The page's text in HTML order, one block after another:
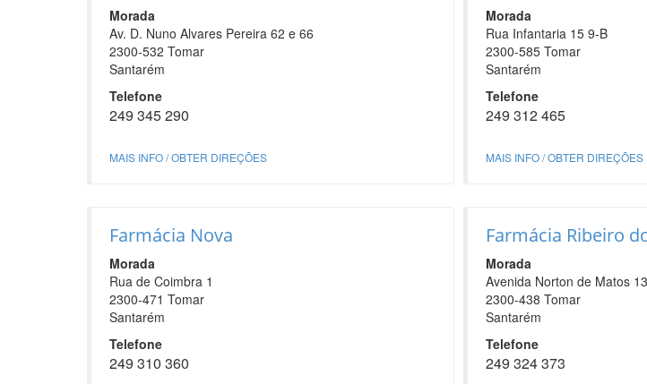
Morada
Av. D. Nuno Alvares Pereira 62 e 66
2300-532 Tomar
Santarém
Telefone
249 345 290
MAIS INFO / OBTER DIREÇÕES
Morada
Rua Infantaria 15 9-B
2300-585 Tomar
Santarém
Telefone
249 312 465
MAIS INFO / OBTER DIREÇÕES
Farmácia Nova
Morada
Rua de Coimbra 1
2300-471 Tomar
Santarém
Telefone
249 310 360
Farmácia Ribeiro
Morada
Avenida Norton de Matos
2300-438 Tomar
Santarém
Telefone
249 324 373